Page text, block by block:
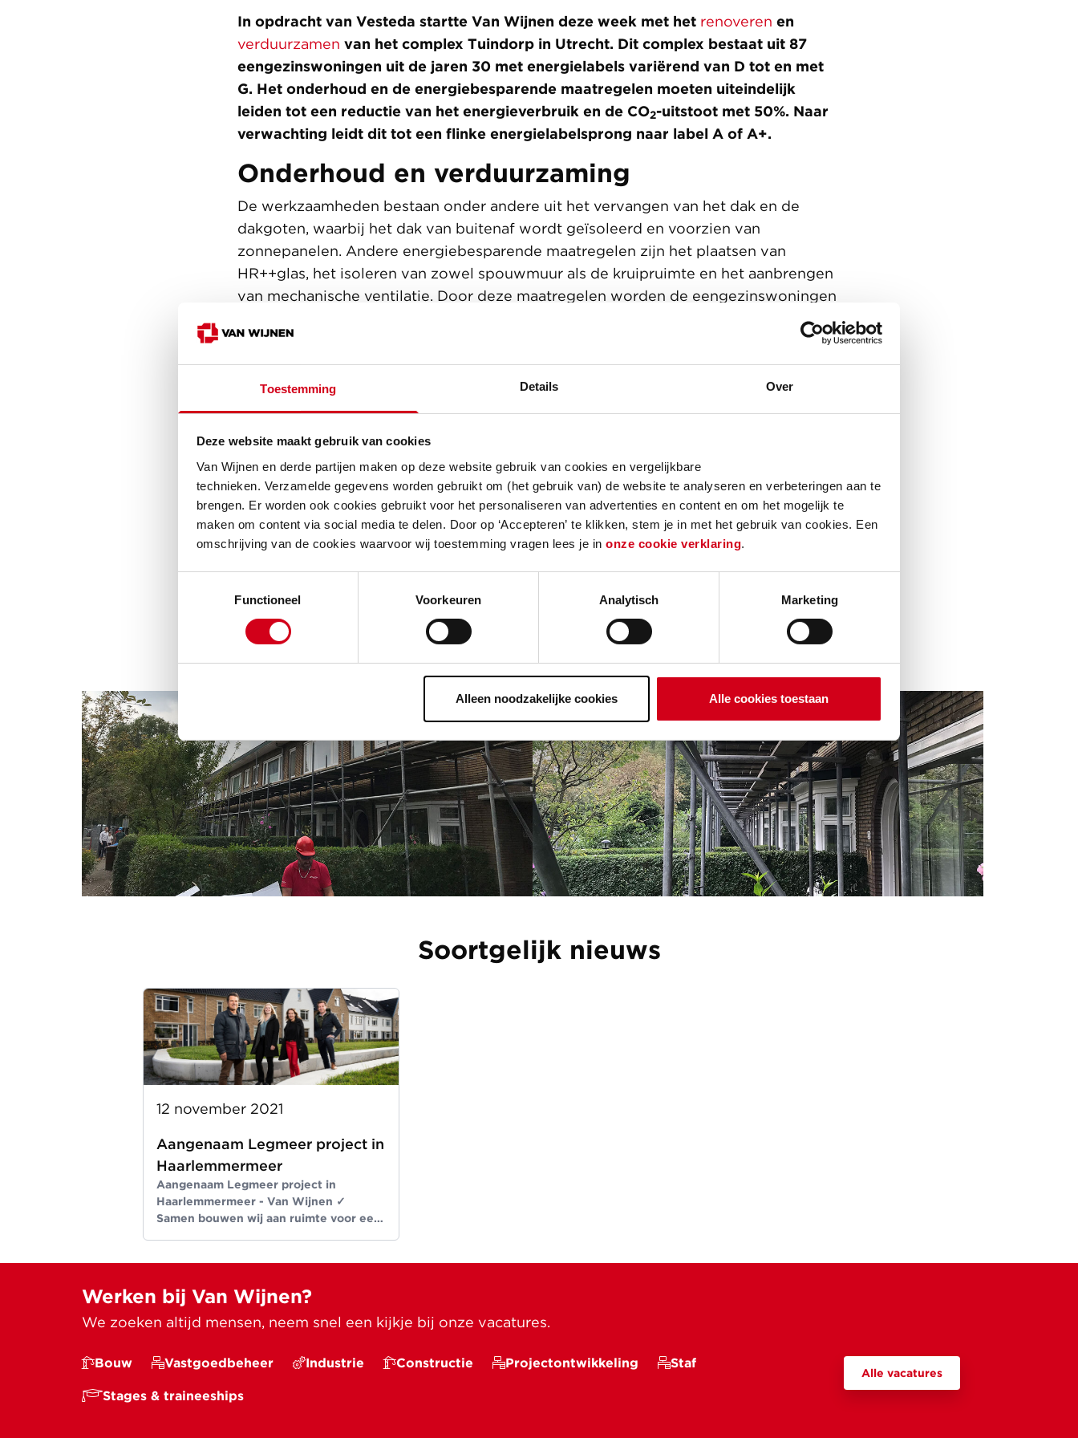
Toestemming Details Over
Deze website maakt gebruik van cookies
Van Wijnen en derde partijen maken op deze website gebruik van cookies en vergelijkbare
technieken. Verzamelde gegevens worden gebruikt om (het gebruik van) de website te analyseren en verbeteringen aan te
brengen. Er worden ook cookies gebruikt voor het personaliseren van advertenties en content en om het mogelijk te
maken om content via social media te delen. Door op ‘Accepteren’ te klikken, stem je in met het gebruik van cookies. Een
omschrijving van de cookies waarvoor wij toestemming vragen lees je in onze cookie verklaring.
Functioneel
Voorkeuren Analytisch Marketing
Alleen noodzakelijke cookies Alle cookies toestaan
In opdracht van Vesteda startte Van Wijnen deze week met het renoveren en
verduurzamen van het complex Tuindorp in Utrecht. Dit complex bestaat uit 87
eengezinswoningen uit de jaren 30 met energielabels variërend van D tot en met
G. Het onderhoud en de energiebesparende maatregelen moeten uiteindelijk
leiden tot een reductie van het energieverbruik en de CO2-uitstoot met 50%. Naar
verwachting leidt dit tot een flinke energielabelsprong naar label A of A+.
Onderhoud en verduurzaming
De werkzaamheden bestaan onder andere uit het vervangen van het dak en de
dakgoten, waarbij het dak van buitenaf wordt geïsoleerd en voorzien van
zonnepanelen. Andere energiebesparende maatregelen zijn het plaatsen van
HR++glas, het isoleren van zowel spouwmuur als de kruipruimte en het aanbrengen
van mechanische ventilatie. Door deze maatregelen worden de eengezinswoningen
beter geïsoleerd, energiezuiniger en bovenal comfortabeler voor bewoners om in te
wonen. Daarnaast vinden onderhoudswerkzaamheden plaats aan de dakkapellen,
balkons en aan het metselwerk van de gevels. Bewoners geven aan enthousiast uit
te kijken naar alle verbeteringen waardoor ze straks in een geheel opgeknapt,
comfortabel en energiezuinig huis kunnen wonen.
Behoud van bestaand groen
Vesteda en stichting Struikroven werken samen om het behoud en hergebruik van
bestaand groen tot norm te maken bij bouwprojecten. Tijdens de werkzaamheden
binnen dit project moeten steigers in de tuinen worden neergezet, waardoor
verwijderen van planten en struiken uit hun tuin, zodat ze later weer teruggeplaatst
kunnen worden.
Soortgelijk nieuws
12 november 2021
Aangenaam Legmeer project in
Haarlemmermeer
Aangenaam Legmeer project in
Haarlemmermeer - Van Wijnen ✓
Samen bouwen wij aan ruimte voor een
Werken bij Van Wijnen?
We zoeken altijd mensen, neem snel een kijkje bij onze vacatures.
Bouw Vastgoedbeheer Industrie Constructie Projectontwikkeling Staf
Stages & traineeships
Alle vacatures